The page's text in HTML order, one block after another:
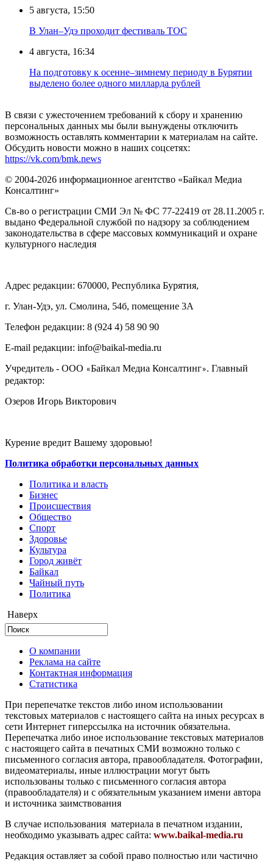
5 августа, 15:50
В Улан–Удэ проходит фестиваль ТОС
4 августа, 16:34
На подготовку к осенне–зимнему периоду в Бурятии
выделено более одного милларда рублей
В связи с ужесточением требований к сбору и хранению
персональных данных мы были вынуждены отключить
возможность оставлять комментарии к материалам на сайте.
Обсудить новости можно в наших соцсетях:
https://vk.com/bmk.news
© 2004-2026 информационное агентство «Байкал Медиа
Консалтинг»
Св-во о регистрации СМИ Эл № ФС 77-22419 от 28.11.2005 г.
выдано Федеральной службой по надзору за соблюдением
законодательства в сфере массовых коммуникаций и охране
культурного наследия
Адрес редакции: 670000, Республика Бурятия,
г. Улан-Удэ, ул. Смолина, 54б, помещение 3А
Телефон редакции: ‎‎8 (924 4) 58 90 90
E-mail редакции: info@baikal-media.ru
Учредитель - ООО «Байкал Медиа Консалтинг». Главный
редактор:
Озеров Игорь Викторович
Курение вредит Вашему здоровью!
Политика обработки персональных данных
Политика и власть
Бизнес
Происшествия
Общество
Cпорт
Здоровье
Культура
Город живёт
Байкал
Чайный путь
Политика
Наверх
О компании
Реклама на сайте
Контактная информация
Статистика
При перепечатке текстов либо ином использовании
текстовых материалов с настоящего сайта на иных ресурсах в
сети Интернет гиперссылка на источник обязательна.
Перепечатка либо иное использование текстовых материалов
с настоящего сайта в печатных СМИ возможно только с
письменного согласия автора, правообладателя. Фотографии,
видеоматериалы, иные иллюстрации могут быть
использованы только с письменного согласия автора
(правообладателя) и с обязательным указанием имени автора
и источника заимствования
В случае использования материала в печатном издании,
необходимо указывать адрес сайта: www.baikal-media.ru
Редакция оставляет за собой право полностью или частично